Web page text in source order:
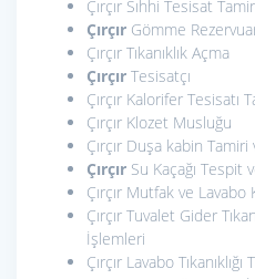
Çırçır Sıhhi Tesisat
Çırçır Gömme
Çırçır Tıkanıklık Açma
Çırçır Tesisatçı
Çırçır Kalorifer Tesisatı
Çırçır Klozet Musluğu
Çırçır Duşa kabin
Çırçır Su Kaçağı Tespit
Çırçır Mutfak ve
Çırçır Tuvalet Gider
İşlemleri
Çırçır Lavabo